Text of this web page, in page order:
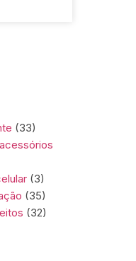
(33)
(3)
(35)
(32)